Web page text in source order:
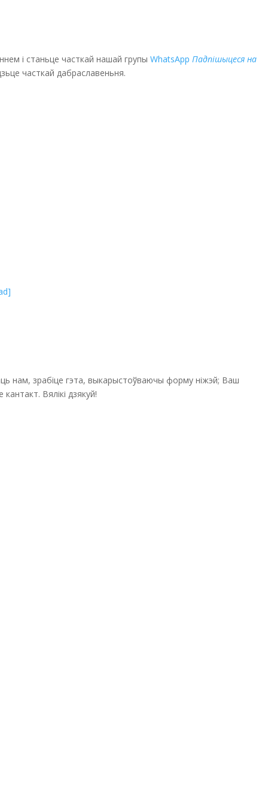
і станьце часткай нашай групы WhatsApp Падпішыцеся на
часткай дабраславеньня.
нам, зрабіце гэта, выкарыстоўваючы форму ніжэй; Ваш
Вялікі дзякуй!